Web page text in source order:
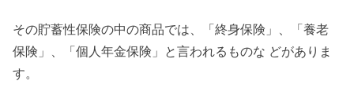
その貯蓄性保険の中の商品では、「終身保険」、「養老
保険」、「個人年金保険」と言われるものな どがありま
す。